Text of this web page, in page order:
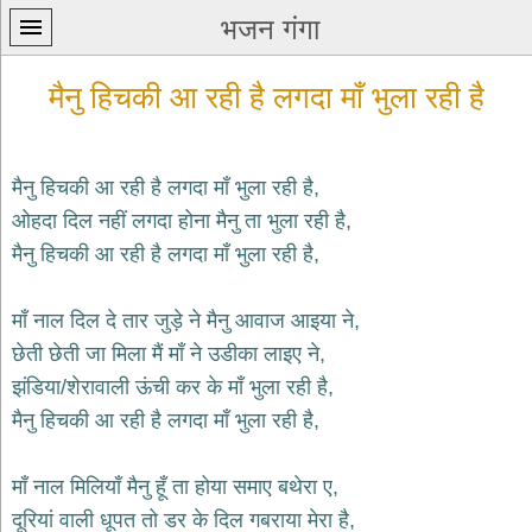
भजन गंगा
प्रथम
पन्ना
कृष्ण
भजन
krishna
bhajans
शिव
bhajans
हनुमान
मैनु हिचकी आ रही है लगदा माँ भुला रही है
मैनु हिचकी आ रही है लगदा माँ भुला रही है,
ओहदा दिल नहीं लगदा होना मैनु ता भुला रही है,
मैनु हिचकी आ रही है लगदा माँ भुला रही है,
माँ नाल दिल दे तार जुड़े ने मैनु आवाज आइया ने,
छेती छेती जा मिला मैं माँ ने उडीका लाइए ने,
झंडिया/शेरावाली ऊंची कर के माँ भुला रही है,
मैनु हिचकी आ रही है लगदा माँ भुला रही है,
माँ नाल मिलियाँ मैनु हूँ ता होया समाए बथेरा ए,
दूरियां वाली धूपत तो डर के दिल गबराया मेरा है,